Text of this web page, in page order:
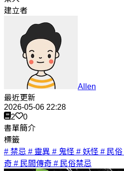
建立者
Allen
最近更新
2026-05-06 22:28
2
0
書單簡介
標籤
# 禁忌 # 靈異 # 鬼怪 # 妖怪 # 民俗
奇 # 民間傳奇 # 民俗禁忌